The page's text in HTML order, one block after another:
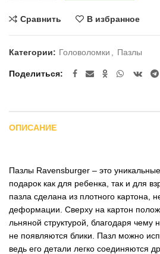
Сравнить В избранное
Категории: Головоломки Пазлы
Поделиться
ОПИСАНИЕ
Пазлы Ravensburger – это
подарок как для ребенка, так и для
пазла сделана из плотного картона,
деформации. Сверху на картон
льняной структурой, благодаря чему
не появляются блики. Пазл можно
ведь его детали легко соединяются